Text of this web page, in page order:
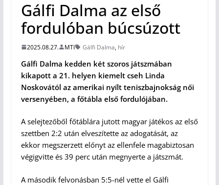
Gálfi Dalma az első
fordulóban búcsúzott
2025.08.27. MTI Gálfi Dalma, hír
Gálfi Dalma kedden két szoros játszmában
kikapott a 21. helyen kiemelt cseh Linda
Noskovától az amerikai nyílt teniszbajnokság női
versenyében, a főtábla első fordulójában.
A selejtezőből főtáblára jutott magyar játékos az első
szettben 2:2 után elveszítette az adogatását, az
ekkor megszerzett előnyt az ellenfele magabiztosan
végigvitte és 39 perc után megnyerte a játszmát.
A második felvonásban 5:5-nél vette el Gálfi